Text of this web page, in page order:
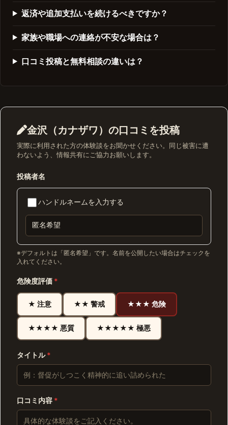
返済や追加支払いを続けるべきですか？
家族や職場への連絡が不安な場合は？
口コミ投稿と無料相談の違いは？
金沢（カナザワ）の口コミを投稿
実際に利用された方の体験談をお聞かせください。同じ被害に遭
わないよう、情報共有にご協力お願いします。
投稿者名
ハンドルネームを入力する
※デフォルトは「匿名希望」です。名前を公開したい場合はチェックを
入れてください。
危険度評価 *
★ 注意 ★★ 警戒 ★★★ 危険
★★★★ 悪質 ★★★★★ 極悪
タイトル*
口コミ内容 *